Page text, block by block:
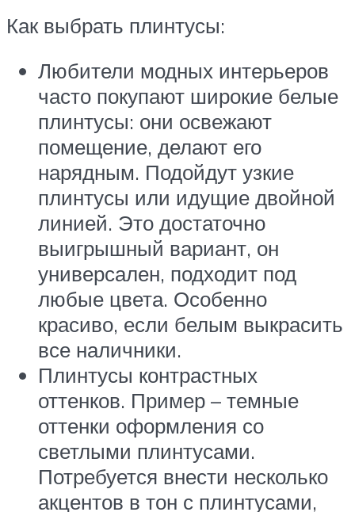
Как выбрать плинтусы:
Любители модных интерьеров
часто покупают широкие белые
плинтусы: они освежают
помещение, делают его
нарядным. Подойдут узкие
плинтусы или идущие двойной
линией. Это достаточно
выигрышный вариант, он
универсален, подходит под
любые цвета. Особенно
красиво, если белым выкрасить
все наличники.
Плинтусы контрастных
оттенков. Пример – темные
оттенки оформления со
светлыми плинтусами.
Потребуется внести несколько
акцентов в тон с плинтусами,